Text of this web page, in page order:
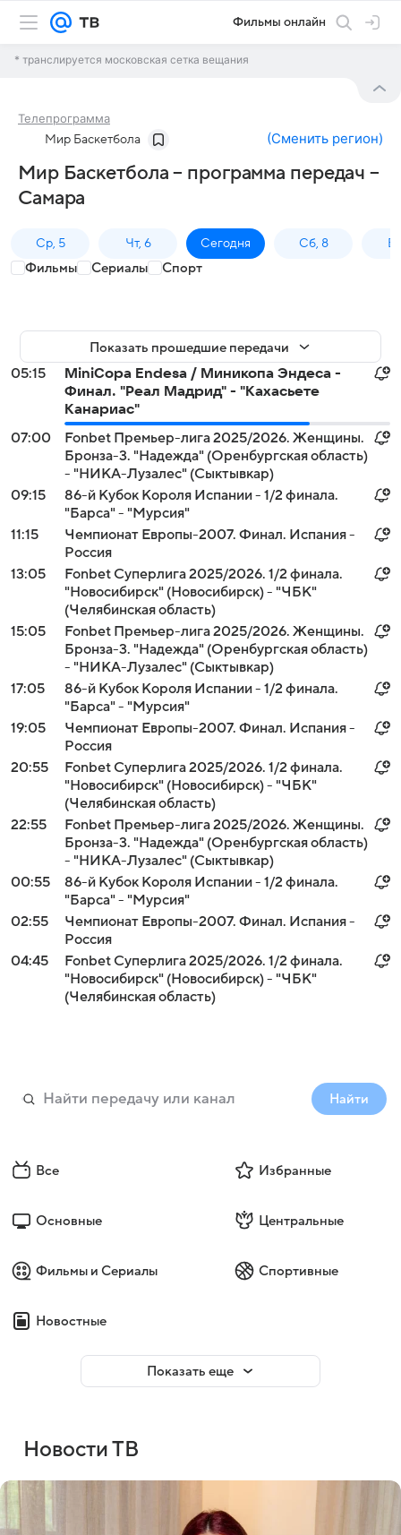
Фильмы онлайн
* транслируется московская сетка вещания
Телепрограмма
Мир Баскетбола (Сменить регион)
Мир Баскетбола – программа передач –
Самара
Ср, 5 Чт, 6 Сегодня Сб, 8
Фильмы Сериалы Спорт
Показать прошедшие передачи
05:15
MiniCopa Endesa / Миникопа Эндеса -
Финал. "Реал Мадрид" - "Кахасьете
Канариас"
07:00
Fonbet Премьер-лига 2025/2026. Женщины.
Бронза-3. "Надежда" (Оренбургская область)
- "НИКА-Лузалес" (Сыктывкар)
09:15
86-й Кубок Короля Испании - 1/2 финала.
"Барса" - "Мурсия"
11:15
Чемпионат Европы-2007. Финал. Испания -
Россия
13:05
Fonbet Суперлига 2025/2026. 1/2 финала.
"Новосибирск" (Новосибирск) - "ЧБК"
(Челябинская область)
15:05
Fonbet Премьер-лига 2025/2026. Женщины.
Бронза-3. "Надежда" (Оренбургская область)
- "НИКА-Лузалес" (Сыктывкар)
17:05
86-й Кубок Короля Испании - 1/2 финала.
"Барса" - "Мурсия"
19:05
Чемпионат Европы-2007. Финал. Испания -
Россия
20:55
Fonbet Суперлига 2025/2026. 1/2 финала.
"Новосибирск" (Новосибирск) - "ЧБК"
(Челябинская область)
22:55
Fonbet Премьер-лига 2025/2026. Женщины.
Бронза-3. "Надежда" (Оренбургская область)
- "НИКА-Лузалес" (Сыктывкар)
00:55
86-й Кубок Короля Испании - 1/2 финала.
"Барса" - "Мурсия"
02:55
Чемпионат Европы-2007. Финал. Испания -
Россия
04:45
Fonbet Суперлига 2025/2026. 1/2 финала.
"Новосибирск" (Новосибирск) - "ЧБК"
(Челябинская область)
Найти
Все Избранные
Основные Центральные
Фильмы и Сериалы Спортивные
Новостные
Показать еще
Новости ТВ